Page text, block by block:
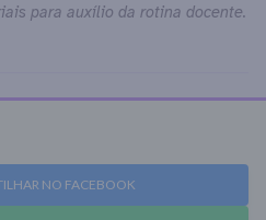
para auxílio da rotina docente.
NO FACEBOOK